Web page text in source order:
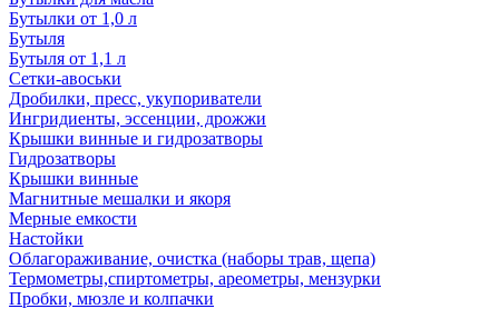
Бутылки от 1,0 л
Бутыля
Бутыля от 1,1 л
Сетки-авоськи
Дробилки, пресс, укупориватели
Ингридиенты, эссенции, дрожжи
Крышки винные и гидрозатворы
Гидрозатворы
Крышки винные
Магнитные мешалки и якоря
Мерные емкости
Настойки
Облагораживание, очистка (наборы трав, щепа)
Термометры,спиртометры, ареометры, мензурки
Пробки, мюзле и колпачки